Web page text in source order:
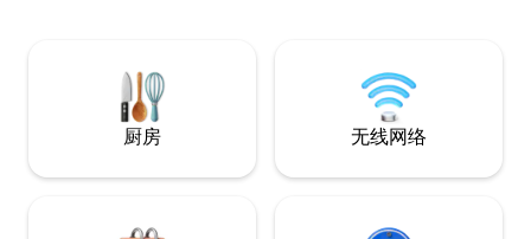
漱用品、咖啡和茶
厨房 无线网络